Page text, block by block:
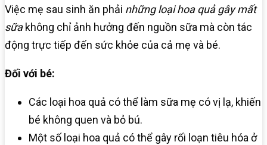
Việc mẹ sau sinh ăn phải những loại hoa quả gây mất
sữakhông chỉ ảnh hưởng đến nguồn sữa mà còn tác
động trực tiếp đến sức khỏe của cả mẹ và bé.
Đối với bé:
Các loại hoa quả có thể làm sữa mẹ có vị lạ, khiến
bé không quen và bỏ bú.
Một số loại hoa quả có thể gây rối loạn tiêu hóa ở